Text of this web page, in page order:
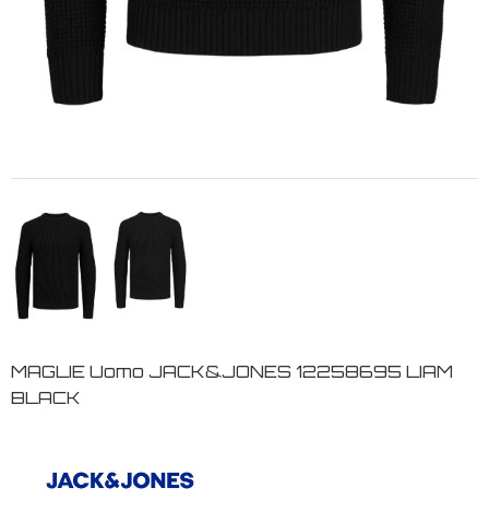
MAGLIE Uomo JACK&JONES 12258695 LIAM
BLACK